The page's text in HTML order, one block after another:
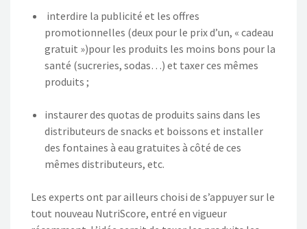
interdire la publicité et les offres
promotionnelles (deux pour le prix d’un, « cadeau
gratuit »)pour les produits les moins bons pour la
santé (sucreries, sodas…) et taxer ces mêmes
produits ;
instaurer des quotas de produits sains dans les
distributeurs de snacks et boissons et installer
des fontaines à eau gratuites à côté de ces
mêmes distributeurs, etc.
Les experts ont par ailleurs choisi de s’appuyer sur le
tout nouveau NutriScore, entré en vigueur